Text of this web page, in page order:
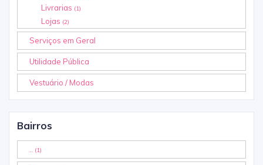
Livrarias (1)
Lojas (2)
Serviços em Geral
Utilidade Pública
Vestuário / Modas
Bairros
.. (1)